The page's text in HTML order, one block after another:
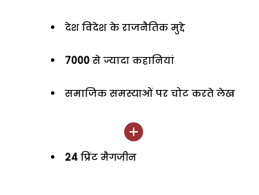
देश विदेश के राजनैतिक मुद्दे
7000 से ज्यादा कहानियां
समाजिक समस्याओं पर चोट करते लेख
24 प्रिंट मैगजीन